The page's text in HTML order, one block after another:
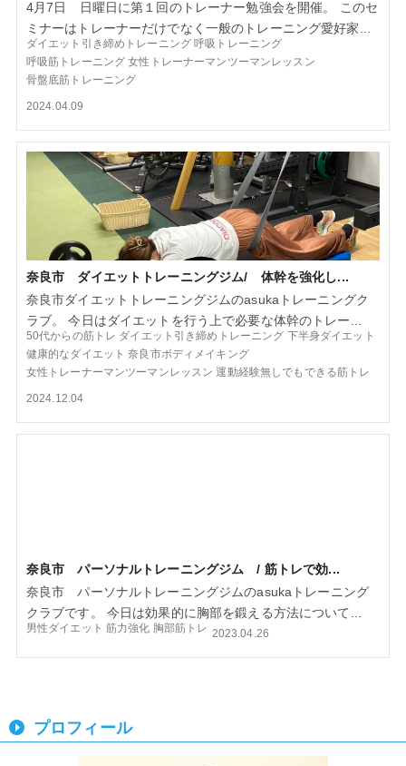
4月7日 日曜日に第１回のトレーナー勉強会を開催。 このセ
ミナーはトレーナーだけでなく一般のトレーニング愛好家...
ダイエット引き締めトレーニング 呼吸トレーニング
呼吸筋トレーニング 女性トレーナーマンツーマンレッスン
骨盤底筋トレーニング
2024.04.09
奈良市 ダイエットトレーニングジム/ 体幹を強化し...
奈良市ダイエットトレーニングジムのasukaトレーニングク
ラブ。 今日はダイエットを行う上で必要な体幹のトレー...
50代からの筋トレ ダイエット引き締めトレーニング 下半身ダイエット
健康的なダイエット 奈良市ボディメイキング
女性トレーナーマンツーマンレッスン 運動経験無しでもできる筋トレ
2024.12.04
奈良市 パーソナルトレーニングジム / 筋トレで効...
奈良市 パーソナルトレーニングジムのasukaトレーニング
クラブです。 今日は効果的に胸部を鍛える方法について...
男性ダイエット 筋力強化 胸部筋トレ 2023.04.26
プロフィール